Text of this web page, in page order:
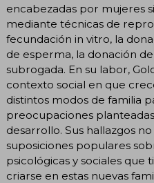
encabezadas por mujeres
mediante técnicas de
fecundación in vitro, la
de esperma, la donación
subrogada. En su labor,
contexto social en que
distintos modos de familia
preocupaciones
desarrollo. Sus hallazgos
suposiciones populares
psicológicas y sociales que
criarse en estas nuevas